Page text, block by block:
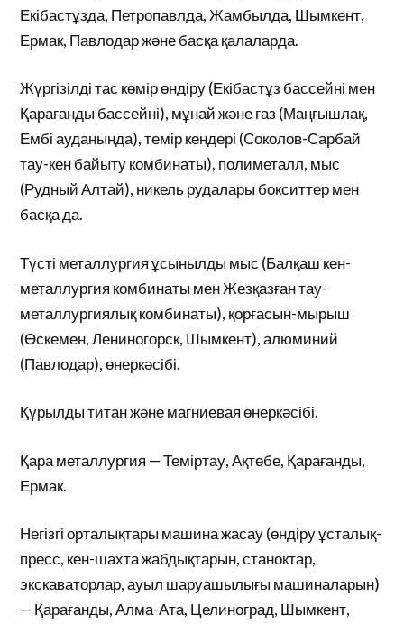
Екібастұзда, Петропавлда, Жамбылда, Шымкент,
Ермак, Павлодар және басқа қалаларда.
Жүргізілді тас көмір өндіру (Екібастұз бассейні мен
Қарағанды бассейні), мұнай және газ (Маңғышлақ,
Ембі ауданында), темір кендері (Соколов-Сарбай
тау-кен байыту комбинаты), полиметалл, мыс
(Рудный Алтай), никель рудалары бокситтер мен
басқа да.
Түсті металлургия ұсынылды мыс (Балқаш кен-
металлургия комбинаты мен Жезқазған тау-
металлургиялық комбинаты), қорғасын-мырыш
(Өскемен, Лениногорск, Шымкент), алюминий
(Павлодар), өнеркәсібі.
Құрылды титан және магниевая өнеркәсібі.
Қара металлургия — Теміртау, Ақтөбе, Қарағанды,
Ермак.
Негізгі орталықтары машина жасау (өндіру ұсталық-
пресс, кен-шахта жабдықтарын, станоктар,
экскаваторлар, ауыл шаруашылығы машиналарын)
— Қарағанды, Алма-Ата, Целиноград, Шымкент,